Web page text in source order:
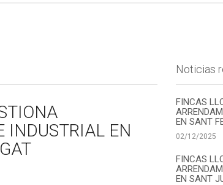
INDUSTRIAL EN
Noticias
FINCAS
EN SANT
02/12/2025
FINCAS
EN SANT